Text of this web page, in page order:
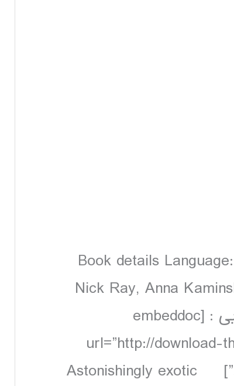
Book details
Nick Ray, Anna
colour, 93 maps دانلود و مشاهده صفحات ابتدایی : [embeddoc
url=”http://download-
contents.unlocked.pdf” download=”all” text=”دانلود”] Astonishingly exotic